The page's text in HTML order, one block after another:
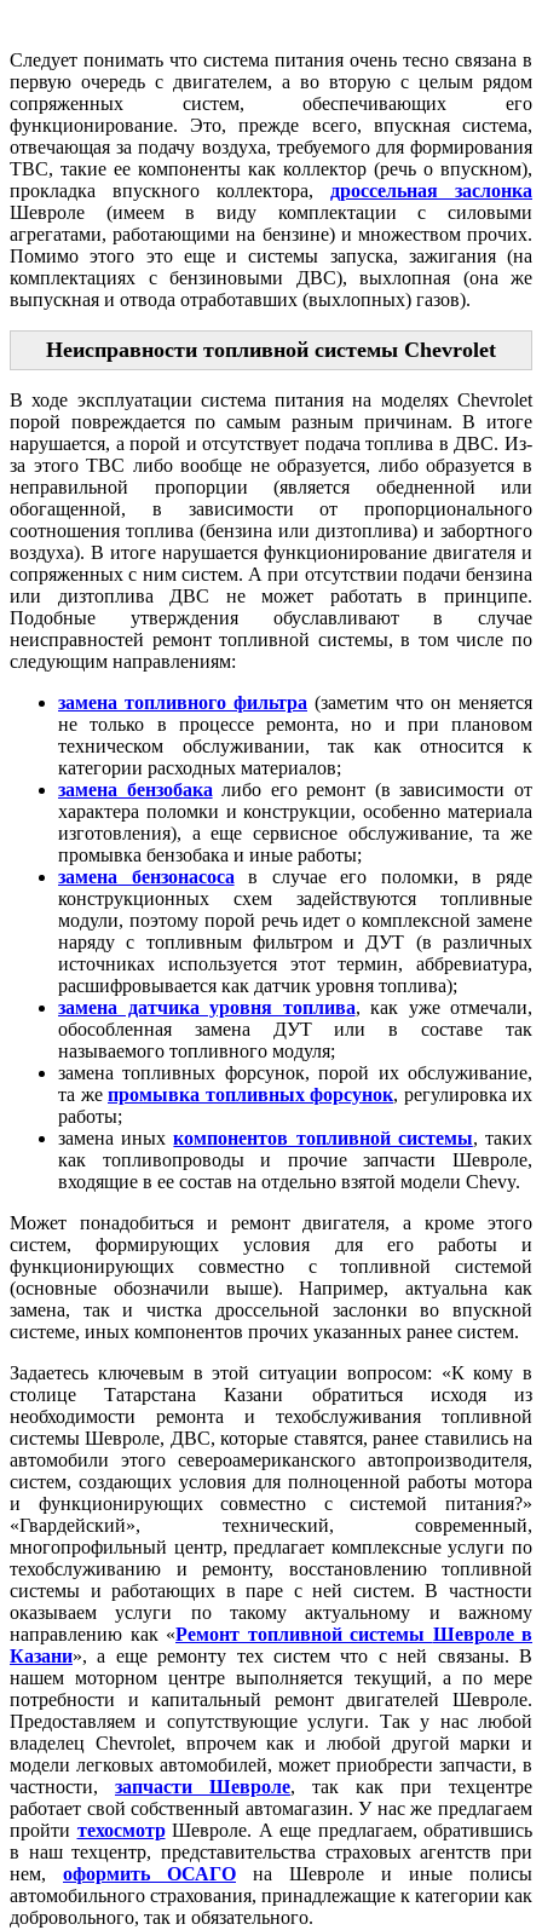
Следует понимать что система питания очень тесно связана в
первую очередь с двигателем, а во вторую с целым рядом
сопряженных систем, обеспечивающих его
функционирование. Это, прежде всего, впускная система,
отвечающая за подачу воздуха, требуемого для формирования
ТВС, такие ее компоненты как коллектор (речь о впускном),
прокладка впускного коллектора, дроссельная заслонка
Шевроле (имеем в виду комплектации с силовыми
агрегатами, работающими на бензине) и множеством прочих.
Помимо этого это еще и системы запуска, зажигания (на
комплектациях с бензиновыми ДВС), выхлопная (она же
выпускная и отвода отработавших (выхлопных) газов).
Неисправности топливной системы Chevrolet
В ходе эксплуатации система питания на моделях Chevrolet
порой повреждается по самым разным причинам. В итоге
нарушается, а порой и отсутствует подача топлива в ДВС. Из-
за этого ТВС либо вообще не образуется, либо образуется в
неправильной пропорции (является обедненной или
обогащенной, в зависимости от пропорционального
соотношения топлива (бензина или дизтоплива) и забортного
воздуха). В итоге нарушается функционирование двигателя и
сопряженных с ним систем. А при отсутствии подачи бензина
или дизтоплива ДВС не может работать в принципе.
Подобные утверждения обуславливают в случае
неисправностей ремонт топливной системы, в том числе по
следующим направлениям:
замена топливного фильтра (заметим что он меняется
не только в процессе ремонта, но и при плановом
техническом обслуживании, так как относится к
категории расходных материалов;
замена бензобака либо его ремонт (в зависимости от
характера поломки и конструкции, особенно материала
изготовления), а еще сервисное обслуживание, та же
промывка бензобака и иные работы;
замена бензонасоса в случае его поломки, в ряде
конструкционных схем задействуются топливные
модули, поэтому порой речь идет о комплексной замене
наряду с топливным фильтром и ДУТ (в различных
источниках используется этот термин, аббревиатура,
расшифровывается как датчик уровня топлива);
замена датчика уровня топлива, как уже отмечали,
обособленная замена ДУТ или в составе так
называемого топливного модуля;
замена топливных форсунок, порой их обслуживание,
та же промывка топливных форсунок, регулировка их
работы;
замена иныхкомпонентов топливной системы, таких
как топливопроводы и прочие запчасти Шевроле,
входящие в ее состав на отдельно взятой модели Chevy.
Может понадобиться и ремонт двигателя, а кроме этого
систем, формирующих условия для его работы и
функционирующих совместно с топливной системой
(основные обозначили выше). Например, актуальна как
замена, так и чистка дроссельной заслонки во впускной
системе, иных компонентов прочих указанных ранее систем.
Задаетесь ключевым в этой ситуации вопросом: «К кому в
столице Татарстана Казани обратиться исходя из
необходимости ремонта и техобслуживания топливной
системы Шевроле, ДВС, которые ставятся, ранее ставились на
автомобили этого североамериканского автопроизводителя,
систем, создающих условия для полноценной работы мотора
и функционирующих совместно с системой питания?»
«Гвардейский», технический, современный,
многопрофильный центр, предлагает комплексные услуги по
техобслуживанию и ремонту, восстановлению топливной
системы и работающих в паре с ней систем. В частности
оказываем услуги по такому актуальному и важному
направлению как «Ремонт топливной системы Шевроле в
Казани», а еще ремонту тех систем что с ней связаны. В
нашем моторном центре выполняется текущий, а по мере
потребности и капитальный ремонт двигателей Шевроле.
Предоставляем и сопутствующие услуги. Так у нас любой
владелец Chevrolet, впрочем как и любой другой марки и
модели легковых автомобилей, может приобрести запчасти, в
частности, запчасти Шевроле, так как при техцентре
работает свой собственный автомагазин. У нас же предлагаем
пройти техосмотрШевроле. А еще предлагаем, обратившись
в наш техцентр, представительства страховых агентств при
нем, оформить ОСАГО на Шевроле и иные полисы
автомобильного страхования, принадлежащие к категории как
добровольного, так и обязательного.